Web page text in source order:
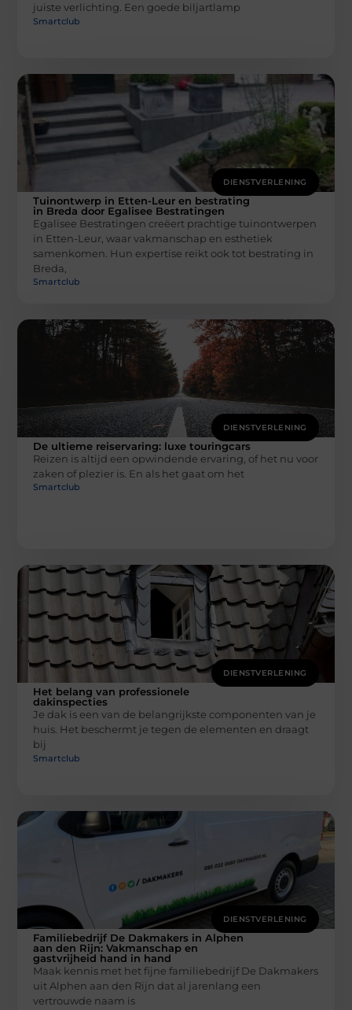
juiste verlichting. Een goede biljartlamp
Smartclub
DIENSTVERLENING
Tuinontwerp in Etten-Leur en bestrating
in Breda door Egalisee Bestratingen
Egalisee Bestratingen creëert prachtige tuinontwerpen
in Etten-Leur, waar vakmanschap en esthetiek
samenkomen. Hun expertise reikt ook tot bestrating in
Breda,
Smartclub
DIENSTVERLENING
De ultieme reiservaring: luxe touringcars
Reizen is altijd een opwindende ervaring, of het nu voor
zaken of plezier is. En als het gaat om het
Smartclub
DIENSTVERLENING
Het belang van professionele
dakinspecties
Je dak is een van de belangrijkste componenten van je
huis. Het beschermt je tegen de elementen en draagt
bij
Smartclub
DIENSTVERLENING
Familiebedrijf De Dakmakers in Alphen
aan den Rijn: Vakmanschap en
gastvrijheid hand in hand
Maak kennis met het fijne familiebedrijf De Dakmakers
uit Alphen aan den Rijn dat al jarenlang een
vertrouwde naam is